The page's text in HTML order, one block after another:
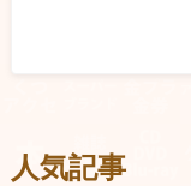
人気記事